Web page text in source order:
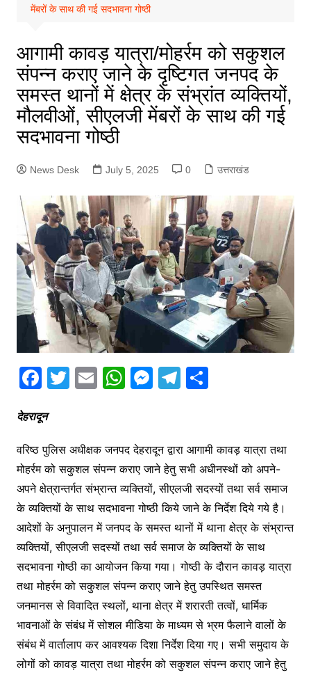
मेंबरों के साथ की गई सदभावना गोष्ठी
आगामी कावड़ यात्रा/मोहर्रम को सकुशल
संपन्न कराए जाने के दृष्टिगत जनपद के
समस्त थानों में क्षेत्र के संभ्रांत व्यक्तियों,
मौलवीओं, सीएलजी मेंबरों के साथ की गई
सदभावना गोष्ठी
News Desk July 5, 2025 0 उत्तराखंड
F
c
e
b
o
o
k
T
er
E
l
W
s
A
p
p
M
s
e
n
g
er
T
gr
a
m
S
e
देहरादून
वरिष्ठ पुलिस अधीक्षक जनपद देहरादून द्वारा आगामी कावड़ यात्रा तथा
मोहर्रम को सकुशल संपन्न कराए जाने हेतु सभी अधीनस्थों को अपने-
अपने क्षेत्रान्तर्गत संभ्रान्त व्यक्तियों, सीएलजी सदस्यों तथा सर्व समाज
के व्यक्तियों के साथ सदभावना गोष्ठी किये जाने के निर्देश दिये गये है।
आदेशों के अनुपालन में जनपद के समस्त थानों में थाना क्षेत्र के संभ्रान्त
व्यक्तियों, सीएलजी सदस्यों तथा सर्व समाज के व्यक्तियों के साथ
सदभावना गोष्ठी का आयोजन किया गया। गोष्ठी के दौरान कावड़ यात्रा
तथा मोहर्रम को सकुशल संपन्न कराए जाने हेतु उपस्थित समस्त
जनमानस से विवादित स्थलों, थाना क्षेत्र में शरारती तत्वों, धार्मिक
भावनाओं के संबंध में सोशल मीडिया के माध्यम से भ्रम फैलाने वालों के
संबंध में वार्तालाप कर आवश्यक दिशा निर्देश दिया गए। सभी समुदाय के
लोगों को कावड़ यात्रा तथा मोहर्रम को सकुशल संपन्न कराए जाने हेतु